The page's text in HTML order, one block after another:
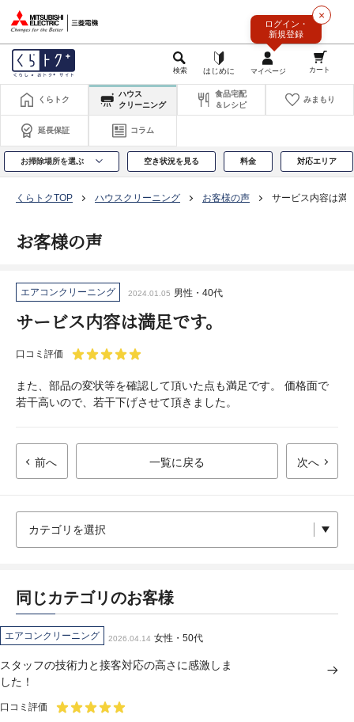
×
ログイン・
新規登録
くらトク
ハウス
クリーニング
食品宅配
＆レシピ
みまもり
延長保証 コラム
お掃除場所を選ぶ 空き状況を見る 料金 対応エリア
くらトクTOP ハウスクリーニング お客様の声 サービス内容は満
お客様の声
エアコンクリーニング 2024.01.05 男性・40代
サービス内容は満足です。
口コミ評価
また、部品の変状等を確認して頂いた点も満足です。 価格面で
若干高いので、若干下げさせて頂きました。
前へ 一覧に戻る 次へ
同じカテゴリのお客様
エアコンクリーニング 2026.04.14 女性・50代
スタッフの技術力と接客対応の高さに感激しま
した！
口コミ評価